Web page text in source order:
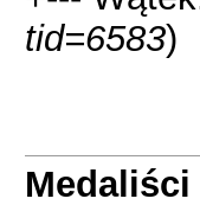
tid=6583)